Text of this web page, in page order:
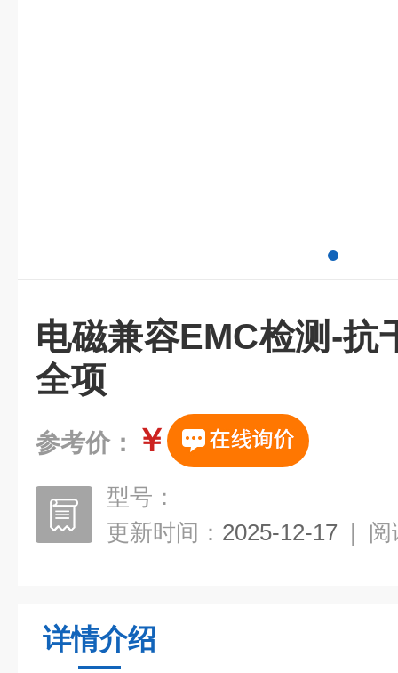
电磁兼容EMC检测-抗
全项
参考价： ￥
型号：
更新时间： 2025-12-17 | 阅
详情介绍